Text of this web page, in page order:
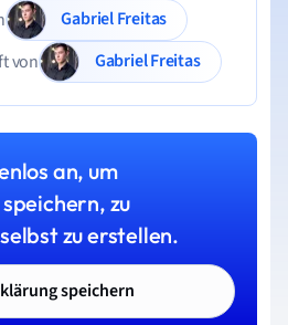
Gabriel Freitas
von
Gabriel Freitas
an, um
zu
zu erstellen.
speichern